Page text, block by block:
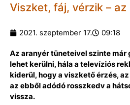
Viszket, fáj, vérzik –
2021. szeptember 17. 09:18
Az aranyér tüneteivel szinte
lehet kerülni, hála a televíziós
kiderül, hogy a viszkető érzés,
az ebből adódó rosszkedv a
vissza.